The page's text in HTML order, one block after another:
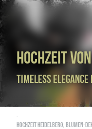
Hochzeit
Timeless
·
Hochzeit Heidelberg, Blumen-